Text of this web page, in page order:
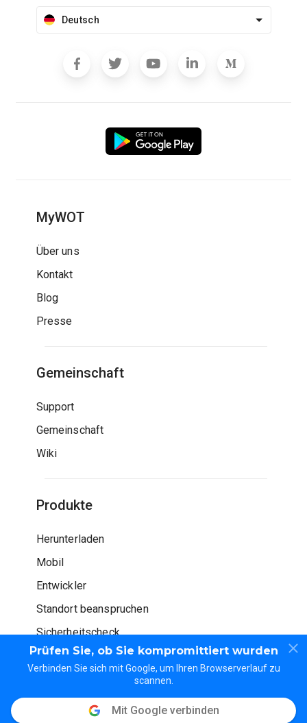
Prüfen Sie, ob Sie kompromittiert wurden
Verbinden Sie sich mit Google, um Ihren Browserverlauf zu
scannen.
Mit Google verbinden
Deutsch
MyWOT
Über uns
Kontakt
Blog
Presse
Gemeinschaft
Support
Gemeinschaft
Wiki
Produkte
Herunterladen
Mobil
Entwickler
Standort beanspruchen
Sicherheitscheck